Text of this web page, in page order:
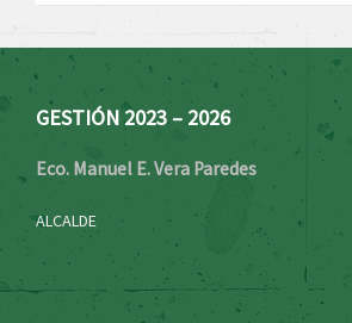
GESTIÓN 2023 – 2026
Eco. Manuel E. Vera Paredes
ALCALDE